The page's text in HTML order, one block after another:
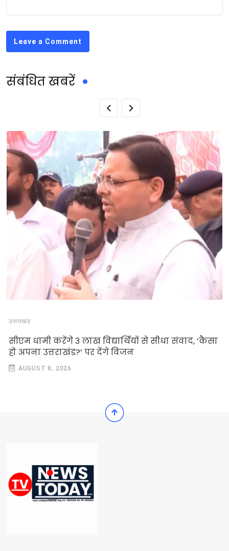
Leave a Comment
संबंधित खबरें
उत्तराखंड
सीएम धामी करेंगे 3 लाख विद्यार्थियों से सीधा संवाद, ‘कैसा
हो अपना उत्तराखंड?’ पर देंगे विजन
AUGUST 8, 2026